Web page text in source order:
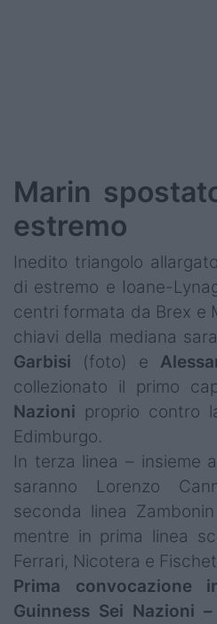
Marin
estremo
Inedito triangolo
di estremo e Ioane-
centri formata da Brex e
chiavi della mediana
Garbisi (foto) e
collezionato il primo
Nazioni proprio contro
Edimburgo.
In terza linea – insieme
saranno Lorenzo
seconda linea
mentre in prima linea
Ferrari, Nicotera e
Prima
Guinness Sei Nazioni